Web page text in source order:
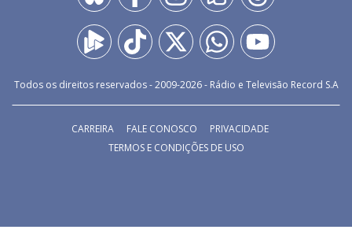
Todos os direitos reservados - 2009-2026- Rádio e Televisão Record S.A
CARREIRA FALE CONOSCO
PRIVACIDADE
TERMOS E CONDIÇÕES DE USO